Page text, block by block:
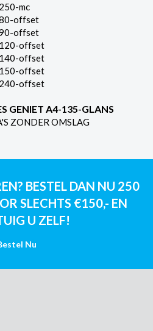
mc
80-offset
90-offset
120-offset
140-offset
150-offset
240-offset
GENIET A4-135-GLANS
ZONDER OMSLAG
BESTEL DAN NU 250
SLECHTS €150,- EN
U ZELF!
Nu